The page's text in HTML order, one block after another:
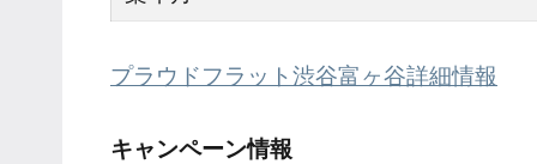
プラウドフラット渋谷富ヶ谷詳細情報
キャンペーン情報